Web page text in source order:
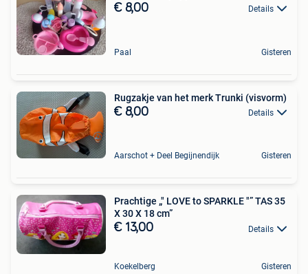
€ 8,00 Details
Paal Gisteren
Rugzakje van het merk Trunki (visvorm)
€ 8,00 Details
Aarschot + Deel Begijnendijk Gisteren
Prachtige „" LOVE to SPARKLE "” TAS 35
X 30 X 18 cm”
€ 13,00 Details
Koekelberg Gisteren